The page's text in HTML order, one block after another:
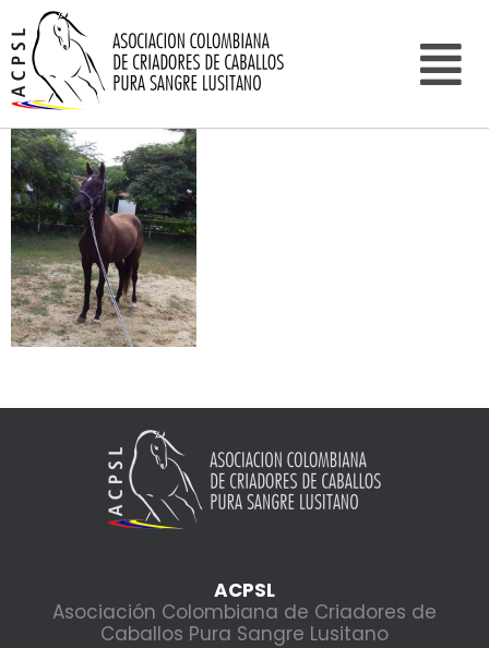
ACPSL
Asociación Colombiana de Criadores de
Caballos Pura Sangre Lusitano